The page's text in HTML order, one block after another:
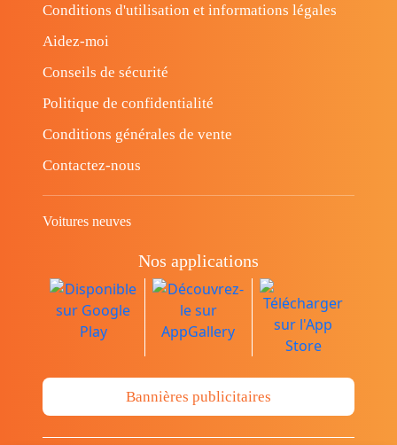
Conditions d'utilisation et informations légales
Aidez-moi
Conseils de sécurité
Politique de confidentialité
Conditions générales de vente
Contactez-nous
Voitures neuves
Nos applications
Bannières publicitaires